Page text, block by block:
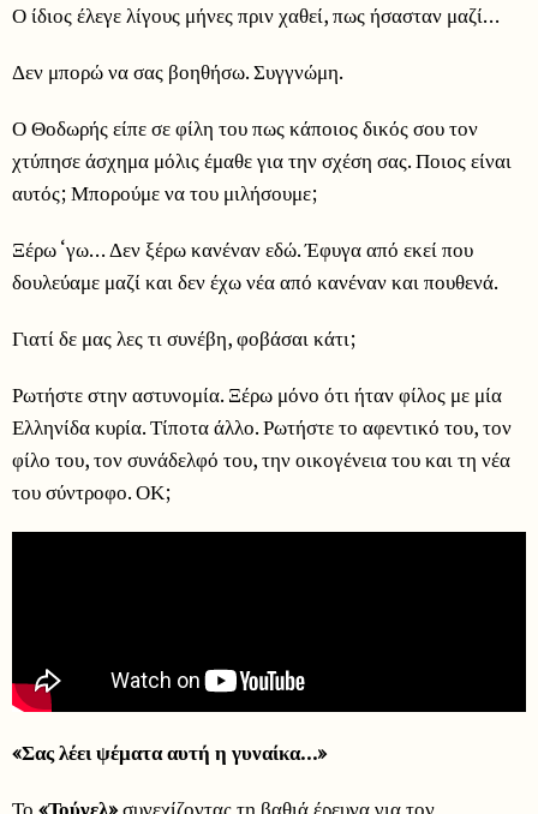
Ο ίδιος έλεγε λίγους μήνες πριν χαθεί, πως ήσασταν μαζί…
Δεν μπορώ να σας βοηθήσω. Συγγνώμη.
Ο Θοδωρής είπε σε φίλη του πως κάποιος δικός σου τον
χτύπησε άσχημα μόλις έμαθε για την σχέση σας. Ποιος είναι
αυτός; Μπορούμε να του μιλήσουμε;
Ξέρω ‘γω… Δεν ξέρω κανέναν εδώ. Έφυγα από εκεί που
δουλεύαμε μαζί και δεν έχω νέα από κανέναν και πουθενά.
Γιατί δε μας λες τι συνέβη, φοβάσαι κάτι;
Ρωτήστε στην αστυνομία. Ξέρω μόνο ότι ήταν φίλος με μία
Ελληνίδα κυρία. Τίποτα άλλο. Ρωτήστε το αφεντικό του, τον
φίλο του, τον συνάδελφό του, την οικογένεια του και τη νέα
του σύντροφο. ΟΚ;
«Σας λέει ψέματα αυτή η γυναίκα…»